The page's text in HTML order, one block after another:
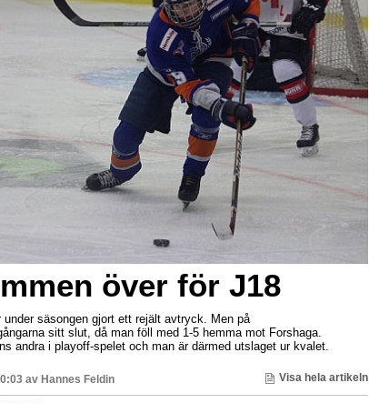
över för J18
under säsongen gjort ett rejält avtryck. Men på
sitt slut, då man föll med 1-5 hemma mot Forshaga.
andra i playoff-spelet och man är därmed utslaget ur kvalet.
av Hannes Feldin Visa hela artikeln